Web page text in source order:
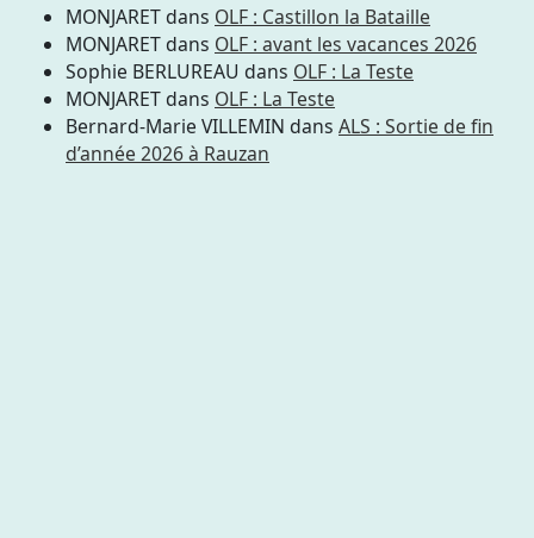
MONJARETdans OLF : Castillon la Bataille
MONJARETdans OLF : avant les vacances 2026
Sophie BERLUREAU dans OLF : La Teste
MONJARETdans OLF : La Teste
Bernard-Marie VILLEMIN dans ALS : Sortie de fin
d’année 2026 à Rauzan